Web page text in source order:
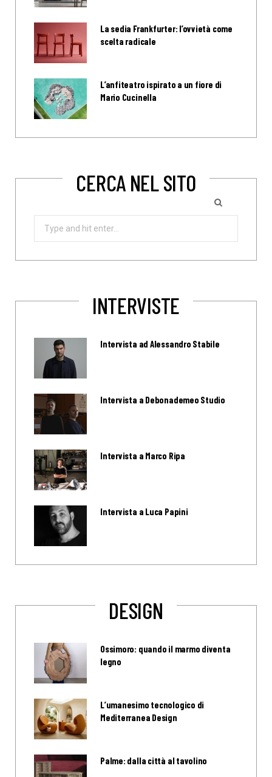
La sedia Frankfurter: l’ovvietà come
scelta radicale
L’anfiteatro ispirato a un fiore di
Mario Cucinella
CERCA NEL SITO
INTERVISTE
Intervista ad Alessandro Stabile
Intervista a Debonademeo Studio
Intervista a Marco Ripa
Intervista a Luca Papini
DESIGN
Ossimoro: quando il marmo diventa
legno
L’umanesimo tecnologico di
Mediterranea Design
Palme: dalla città al tavolino